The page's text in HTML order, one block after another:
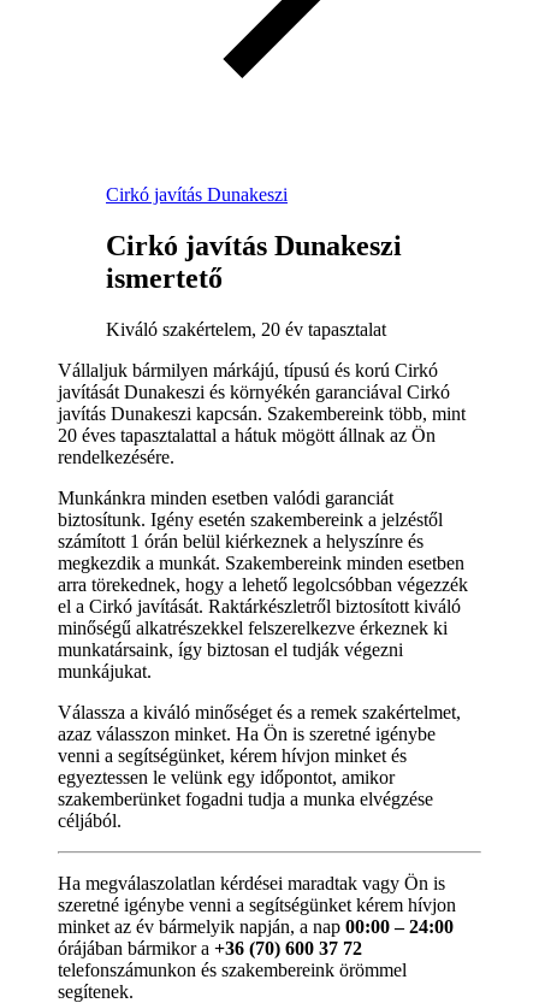
Cirkó javítás Dunakeszi
Cirkó javítás Dunakeszi
ismertető
Kiváló szakértelem, 20 év tapasztalat
Vállaljuk bármilyen márkájú, típusú és korú Cirkó
javítását Dunakeszi és környékén garanciával Cirkó
javítás Dunakeszi kapcsán. Szakembereink több, mint
20 éves tapasztalattal a hátuk mögött állnak az Ön
rendelkezésére.
Munkánkra minden esetben valódi garanciát
biztosítunk. Igény esetén szakembereink a jelzéstől
számított 1 órán belül kiérkeznek a helyszínre és
megkezdik a munkát. Szakembereink minden esetben
arra törekednek, hogy a lehető legolcsóbban végezzék
el a Cirkó javítását. Raktárkészletről biztosított kiváló
minőségű alkatrészekkel felszerelkezve érkeznek ki
munkatársaink, így biztosan el tudják végezni
munkájukat.
Válassza a kiváló minőséget és a remek szakértelmet,
azaz válasszon minket. Ha Ön is szeretné igénybe
venni a segítségünket, kérem hívjon minket és
egyeztessen le velünk egy időpontot, amikor
szakemberünket fogadni tudja a munka elvégzése
céljából.
Ha megválaszolatlan kérdései maradtak vagy Ön is
szeretné igénybe venni a segítségünket kérem hívjon
minket az év bármelyik napján, a nap 00:00 – 24:00
órájában bármikor a +36 (70) 600 37 72
telefonszámunkon és szakembereink örömmel
segítenek.